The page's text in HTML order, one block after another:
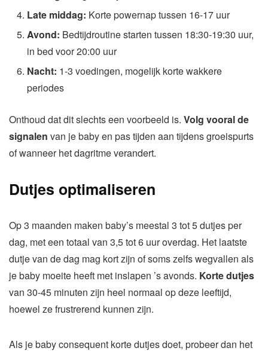
Late middag: Korte powernap tussen 16-17 uur
Avond: Bedtijdroutine starten tussen 18:30-19:30 uur,
in bed voor 20:00 uur
Nacht: 1-3 voedingen, mogelijk korte wakkere
periodes
Onthoud dat dit slechts een voorbeeld is. Volg vooral de
signalen van je baby en pas tijden aan tijdens groeispurts
of wanneer het dagritme verandert.
Dutjes optimaliseren
Op 3 maanden maken baby’s meestal 3 tot 5 dutjes per
dag, met een totaal van 3,5 tot 6 uur overdag. Het laatste
dutje van de dag mag kort zijn of soms zelfs wegvallen als
je baby moeite heeft met inslapen ’s avonds. Korte dutjes
van 30-45 minuten zijn heel normaal op deze leeftijd,
hoewel ze frustrerend kunnen zijn.
Als je baby consequent korte dutjes doet, probeer dan het